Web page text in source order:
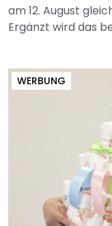
am 12. August
Ergänzt wird das
WERBUNG